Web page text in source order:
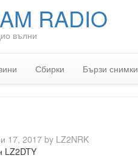
RADIO
вълни
Сбирки Бързи снимки
17, 2017by LZ2NRK
LZ2DTY